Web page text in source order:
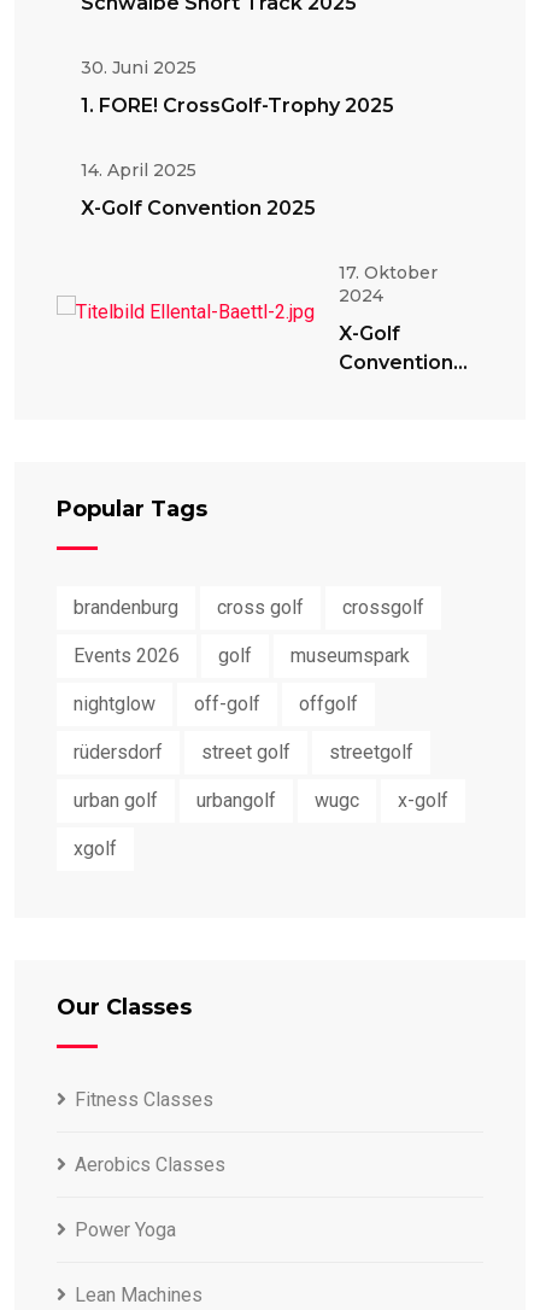
30. Juni 2025
1. FORE! CrossGolf-Trophy 2025
14. April 2025
X-Golf Convention 2025
17. Oktober
2024
X-Golf
Convention
Popular Tags
brandenburg cross golf crossgolf
Events 2026 golf museumspark
nightglow off-golf offgolf
rüdersdorf street golf streetgolf
urban golf urbangolf wugc x-golf
xgolf
Our Classes
Fitness Classes
Aerobics Classes
Power Yoga
Lean Machines